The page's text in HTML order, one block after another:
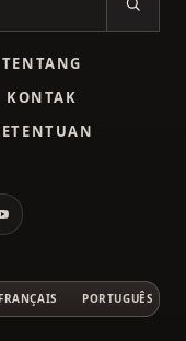
TENTANG
KONTAK
YouTube
FRANÇAIS PORTUGUÊS